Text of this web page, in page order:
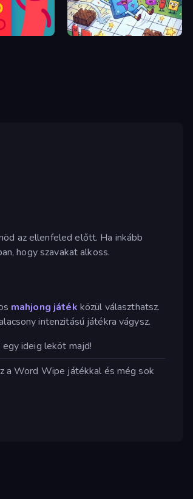
Long Jump - A Word Game
az ellenfeled előtt. Ha inkább
hogy szavakat alkoss.
mahjong játék közül választhatsz.
intenzitású játékra vágysz.
ideig leköt majd!
a Word Wipe játékkal és még sok